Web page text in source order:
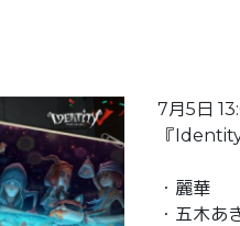
7月5日
『
・麗華
・五木あ